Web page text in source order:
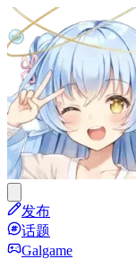
发布
话题
Galgame